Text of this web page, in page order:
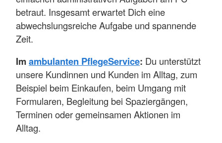
betraut. Insgesamt erwartet Dich eine
abwechslungsreiche Aufgabe und spannende
Zeit.
Imambulanten PflegeService: Du unterstützt
unsere Kundinnen und Kunden im Alltag, zum
Beispiel beim Einkaufen, beim Umgang mit
Formularen, Begleitung bei Spaziergängen,
Terminen oder gemeinsamen Aktionen im
Alltag.